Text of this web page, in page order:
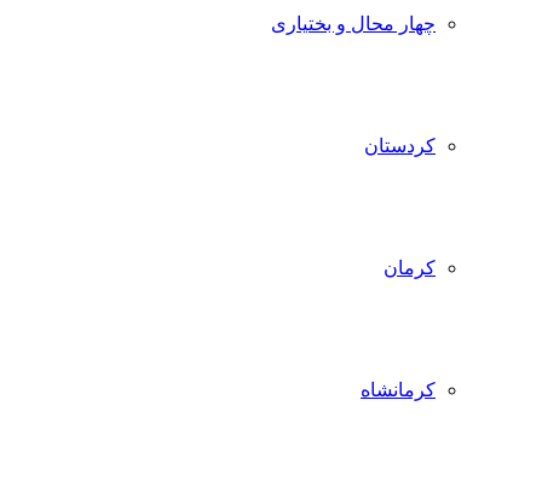
چهار محال و بختیاری
کردستان
کرمان
کرمانشاه